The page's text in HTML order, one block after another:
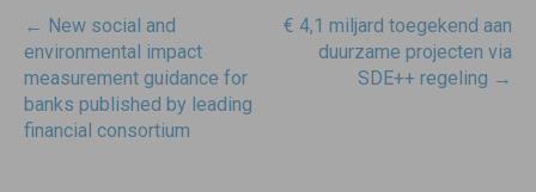
Post
navigatie
← New social and
environmental impact
measurement guidance for
banks published by leading
financial consortium
€ 4,1 miljard toegekend aan
duurzame projecten via
SDE++ regeling →